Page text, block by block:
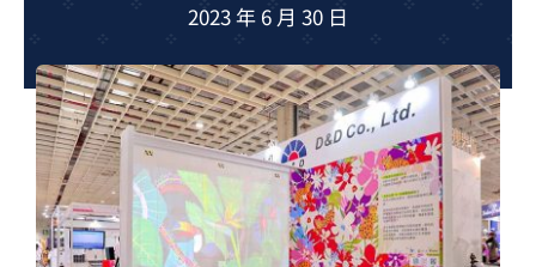
GCU大賽
夢想購物
2023 年 6 月 30 日